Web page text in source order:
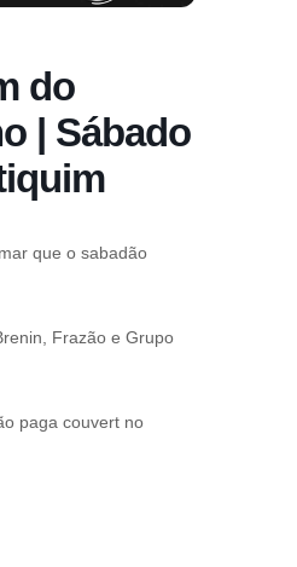
do
| Sábado
que o sabadão
Frazão e Grupo
paga couvert no